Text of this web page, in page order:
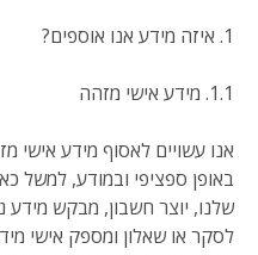
1. איזה מידע אנו אוספים?
1.1. מידע אישי מזהה
אנו עשויים לאסוף מידע אישי
באופן ספציפי ובמודע, למשל
שלנו, יוצר חשבון, מבקש מידע
לסקר או שאלון ומספק אישי